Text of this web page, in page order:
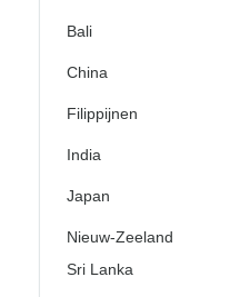
Bali
China
Filippijnen
India
Japan
Nieuw-Zeeland
Sri Lanka